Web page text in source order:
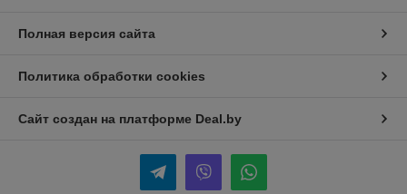
Полная версия сайта
Политика обработки cookies
Сайт создан на платформе Deal.by